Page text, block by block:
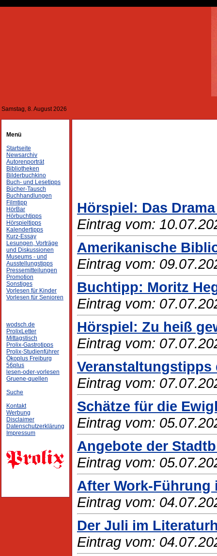
Samstag, 8. August 2026
Menü
Startseite
Newsarchiv
Autorenporträt
Bibliotheken
Bilderbuchkino
Buch- und Lesetipps
Bücher-Tausch
Buchhandlungen
Filmtipp
HörBar
Hörbuchtipps
Hörspieltipps
Kalendertipps
Kurz-Essay
Lesungen, Vorträge
und Diskussionen
Museums - und
Ausstellungstipps
Pressemitteilungen
Promotion
Sonstiges
Vorlesen für Kinder
Vorlesen für Senioren
wodsch.de
ProlixLetter
Mittagstisch
Prolix-Gastrotipps
Prolix-Studienführer
Ökoplus Freiburg
56plus
lesen-oder-vorlesen
Gruene-quellen
Suche
Kontakt
Werbung
Disclaimer
Datenschutzerklärung
Impressum
Hörspiel: Das
Eintrag vom:
Amerikanische
Eintrag vom:
Buchtipp: Moritz
Eintrag vom:
Hörspiel: Zu heiß
Eintrag vom:
Veranstaltungstipps
Eintrag vom:
Schätze für die
Eintrag vom:
Angebote der
Eintrag vom:
After Work-Führung
Eintrag vom:
Der Juli im
Eintrag vom: